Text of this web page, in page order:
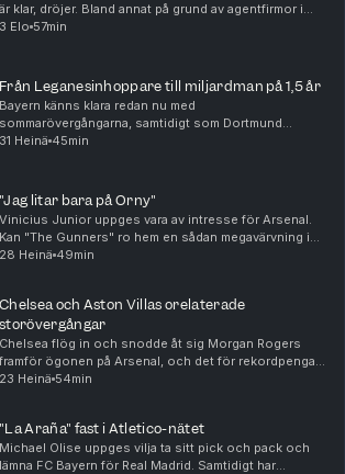
är klar, dröjer. Bland annat på grund av agentfirmor i
osämja. Men oavsett om "Maxidel Management" har
3 Elo 57min
Från Leganesinhoppare till miljardman på 1,5 år
Bayern känns klara redan nu med
sommarövergångarna, samtidigt som Dortmund
fortsätter jaga. Real Madrid plockar in Carlos Espi och
31 Heinä 45min
"Jag litar bara på Orny"
Vinicius Junior uppges vara av intresse för Arsenal.
Kan "The Gunners" ro hem en sådan megavärvning i
sommar? Samtidigt verkar Real Madrid vara på väg att
28 Heinä 49min
Chelsea och Aston Villas orelaterade
storövergångar
Chelsea flög in och snodde åt sig Morgan Rogers
framför ögonen på Arsenal, och det för rekordpengar.
Samtidigt verkar Alejandro Garnacho flytta i motsatt
23 Heinä 54min
"La Araña" fast i Atletico-nätet
Michael Olise uppges vilja ta sitt pick och pack och
lämna FC Bayern för Real Madrid. Samtidigt har